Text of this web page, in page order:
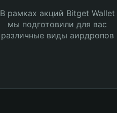
В рамках акций Bitget Wallet
мы подготовили для вас
различные виды аирдропов